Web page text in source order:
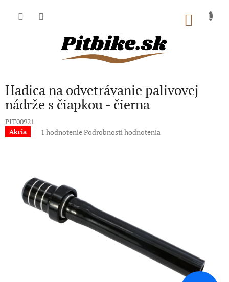
Hadica na odvetrávanie palivovej
nádrže s čiapkou - čierna
PIT00921
Akcia
Priemerné
z
5
hviezdičiek.
1 hodnoteniePodrobnosti hodnotenia